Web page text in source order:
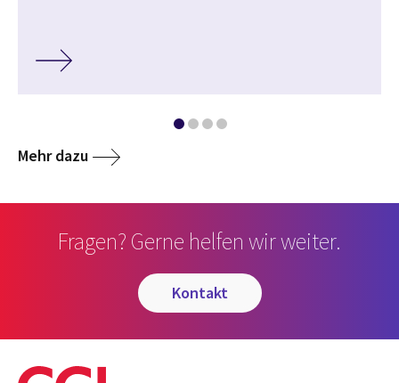
Mehr dazu
Fragen? Gerne helfen wir weiter.
kontakt